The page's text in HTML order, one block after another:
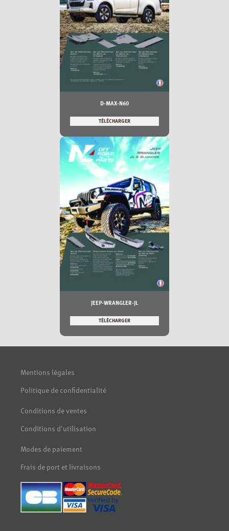
D-MAX-N60
TÉLÉCHARGER
JEEP-WRANGLER-JL
TÉLÉCHARGER
Mentions légales
Politique de confidentialité
Conditions de ventes
Conditions d'utilisation
Modes de paiement
Frais de port et livraisons